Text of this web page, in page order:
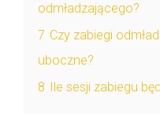
odmładzającego?
7 Czy zabiegi
uboczne?
8
Ile sesji zabiegu